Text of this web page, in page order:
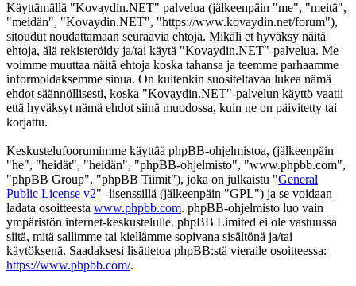
Käyttämällä "Kovaydin.NET" palvelua (jälkeenpäin "me", "meitä",
"meidän", "Kovaydin.NET", "https://www.kovaydin.net/forum"),
sitoudut noudattamaan seuraavia ehtoja. Mikäli et hyväksy näitä
ehtoja, älä rekisteröidy ja/tai käytä "Kovaydin.NET"-palvelua. Me
voimme muuttaa näitä ehtoja koska tahansa ja teemme parhaamme
informoidaksemme sinua. On kuitenkin suositeltavaa lukea nämä
ehdot säännöllisesti, koska "Kovaydin.NET"-palvelun käyttö vaatii
että hyväksyt nämä ehdot siinä muodossa, kuin ne on päivitetty tai
korjattu.
Keskustelufoorumimme käyttää phpBB-ohjelmistoa, (jälkeenpäin
"he", "heidät", "heidän", "phpBB-ohjelmisto", "www.phpbb.com",
"phpBB Group", "phpBB Tiimit"), joka on julkaistu "General
Public License v2" -lisenssillä (jälkeenpäin "GPL") ja se voidaan
ladata osoitteesta www.phpbb.com. phpBB-ohjelmisto luo vain
ympäristön internet-keskustelulle. phpBB Limited ei ole vastuussa
siitä, mitä sallimme tai kiellämme sopivana sisältönä ja/tai
käytöksenä. Saadaksesi lisätietoa phpBB:stä vieraile osoitteessa:
https://www.phpbb.com/.